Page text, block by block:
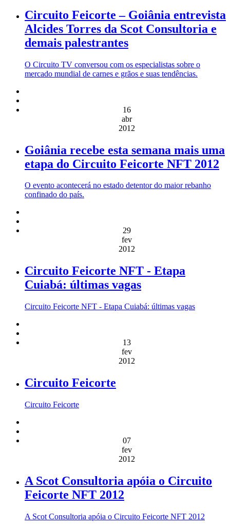
Circuito Feicorte – Goiânia entrevista
Alcides Torres da Scot Consultoria e
demais palestrantes
O Circuito TV conversou com os especialistas sobre o
mercado mundial de carnes e grãos e suas tendências.
16
abr
2012
Goiânia recebe esta semana mais uma
etapa do Circuito Feicorte NFT 2012
O evento acontecerá no estado detentor do maior rebanho
confinado do país.
29
fev
2012
Circuito Feicorte NFT - Etapa
Cuiabá: últimas vagas
Circuito Feicorte NFT - Etapa Cuiabá: últimas vagas
13
fev
2012
Circuito Feicorte
Circuito Feicorte
07
fev
2012
A Scot Consultoria apóia o Circuito
Feicorte NFT 2012
A Scot Consultoria apóia o Circuito Feicorte NFT 2012